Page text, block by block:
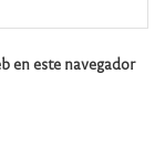
en este navegador